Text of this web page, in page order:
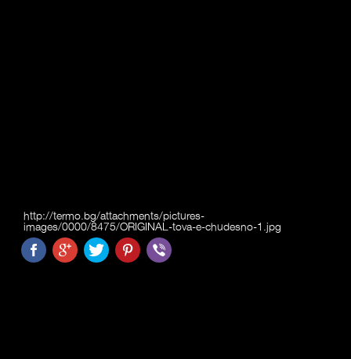
http://termo.bg/attachments/pictures-
images/0000/8475/ORIGINAL-tova-e-chudesno-1.jpg